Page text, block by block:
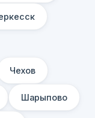
Чехов
Шарыпово